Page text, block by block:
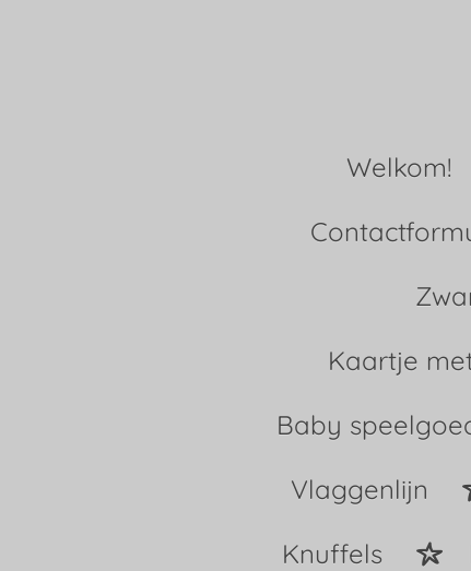
Welkom!
Kaartje
Baby
Vlaggenlijn
Knuffels